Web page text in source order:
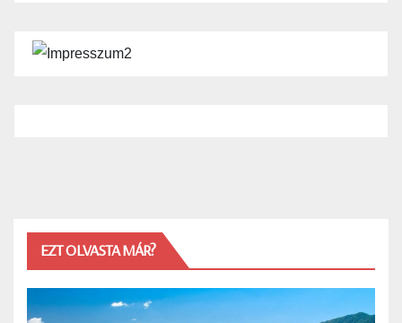
EZT OLVASTA MÁR?